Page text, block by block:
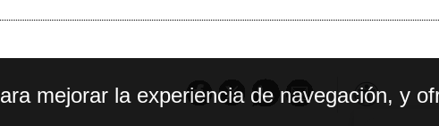
mejorar la experiencia de navegación, y